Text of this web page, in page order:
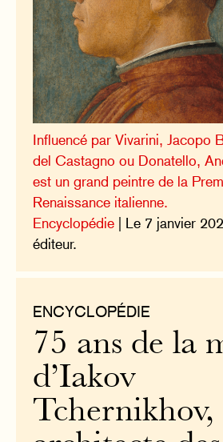
Influencé par Vivarini, Jacopo
del Castagno ou Donatello,
est un grand peintre de la
Renaissance italienne.
Encyclopédie | Le 7 janvier
éditeur.
ENCYCLOPÉDIE
75 ans de la
d’Iakov
Tchernikhov,